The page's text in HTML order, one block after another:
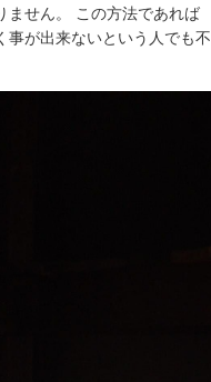
ません。 この方法であれば
事が出来ないという人でも不